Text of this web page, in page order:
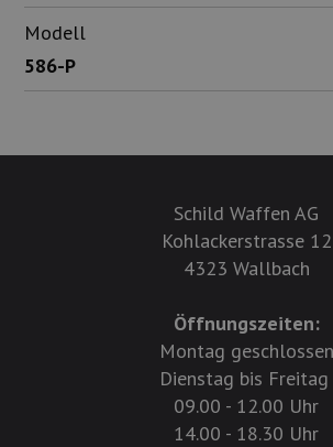
Modell
586-P
Schild Waffen AG
Kohlackerstrasse 12
4323 Wallbach
Öffnungszeiten:
Montag geschlossen
Dienstag bis Freitag
09.00 - 12.00 Uhr
14.00 - 18.30 Uhr